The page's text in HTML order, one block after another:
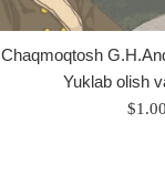
Chaqmoqtosh
Yuklab olish
$1.00